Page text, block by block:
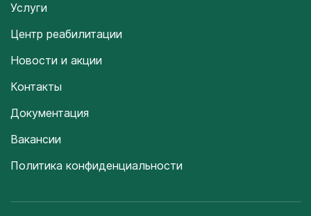
Услуги
Центр реабилитации
Новости и акции
Контакты
Документация
Вакансии
Политика конфиденциальности